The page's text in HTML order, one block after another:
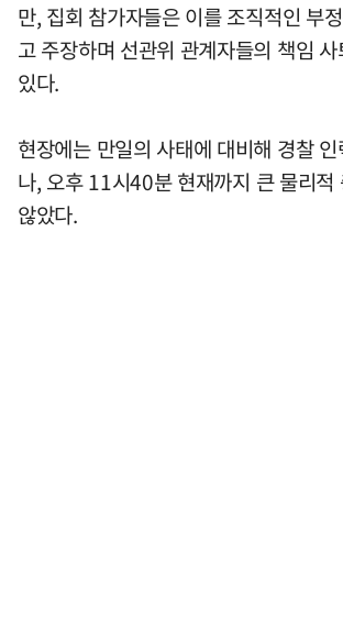
만, 집회 참가자들은 이를 조직적인 부
고 주장하며 선관위 관계자들의 책임
있다.
현장에는 만일의 사태에 대비해 경찰
나, 오후 11시40분 현재까지 큰 물리적
않았다.